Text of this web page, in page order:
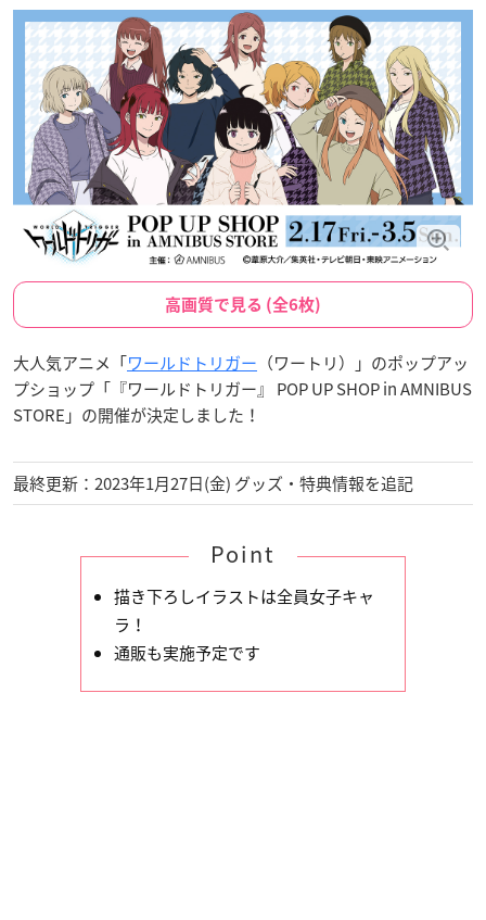
高画質で見る (全6枚)
大人気アニメ「ワールドトリガー （ワートリ）」のポップアッ
プショップ「『ワールドトリガー』 POP UP SHOP in AMNIBUS
STORE」の開催が決定しました！
最終更新：2023年1月27日(金) グッズ・特典情報を追記
Point
描き下ろしイラストは全員女子キャ
ラ！
通販も実施予定です